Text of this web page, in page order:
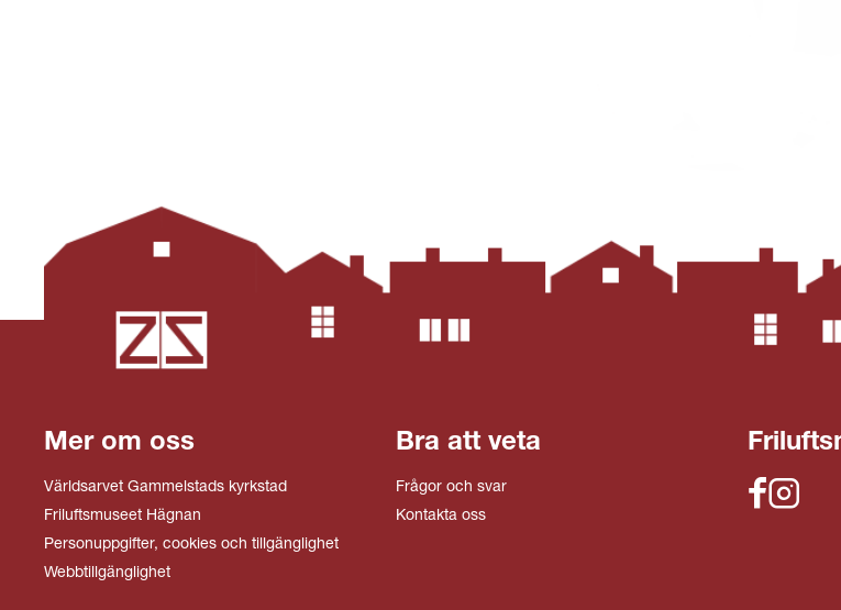
Mer om oss
Världsarvet Gammelstads kyrkstad
Friluftsmuseet Hägnan
Personuppgifter, cookies och tillgänglighet
Webbtillgänglighet
Bra att veta
Frågor och svar
Kontakta oss